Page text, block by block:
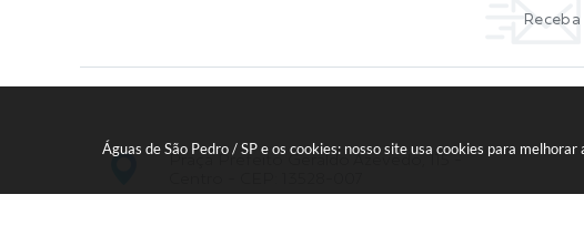
Águas de São Pedro / SP e os cookies: nosso site usa cookies para
Praça Prefeito Geraldo Azevedo, 115 -